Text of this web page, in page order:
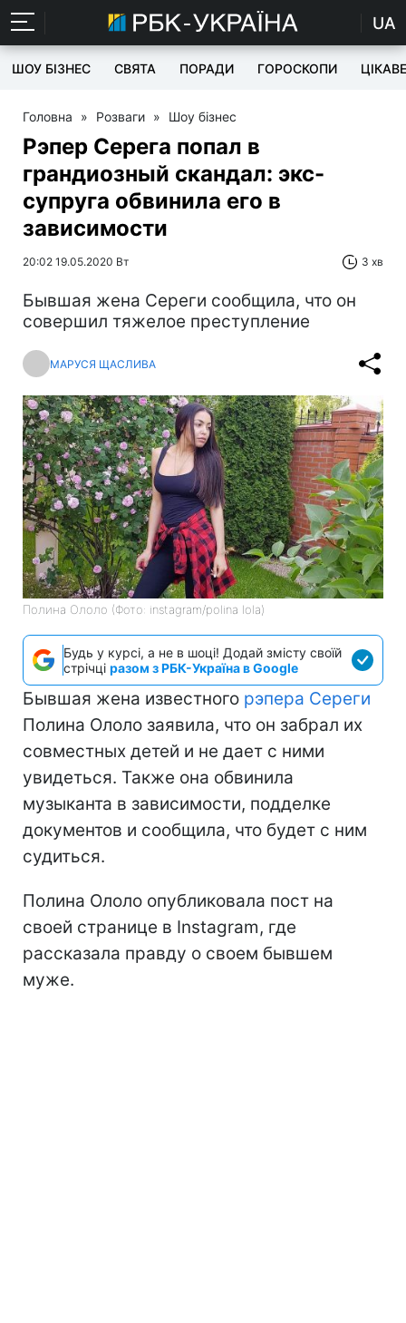
UA
ШОУ БІЗНЕС СВЯТА ПОРАДИ ГОРОСКОПИ ЦІКАВЕ
Головна » Розваги » Шоу бізнес
Рэпер Серега попал в
грандиозный скандал: экс-
супруга обвинила его в
зависимости
20:02 19.05.2020 Вт 3 хв
Бывшая жена Сереги сообщила, что он
совершил тяжелое преступление
МАРУСЯ ЩАСЛИВА
Полина Ололо (Фото: instagram/polina lola)
Будь у курсі, а не в шоці! Додай змісту своїй
стрічці разом з РБК-Україна в Google
Бывшая жена известного рэпера Сереги
Полина Ололо заявила, что он забрал их
совместных детей и не дает с ними
увидеться. Также она обвинила
музыканта в зависимости, подделке
документов и сообщила, что будет с ним
судиться.
Полина Ололо опубликовала пост на
своей странице в Instagram, где
рассказала правду о своем бывшем
муже.